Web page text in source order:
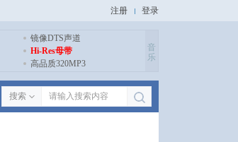
注册 登录
镜像DTS声道
Hi-Res母带
高品质320MP3
音
乐
搜索